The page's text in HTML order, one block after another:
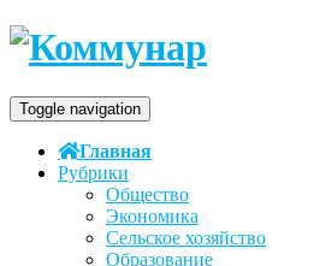
Toggle navigation
Главная
Рубрики
Общество
Экономика
Сельское хозяйство
Образование